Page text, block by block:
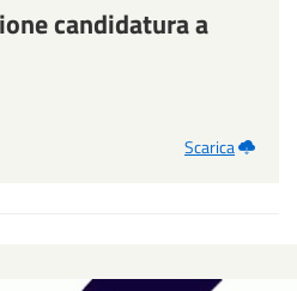
candidatura a
Scarica